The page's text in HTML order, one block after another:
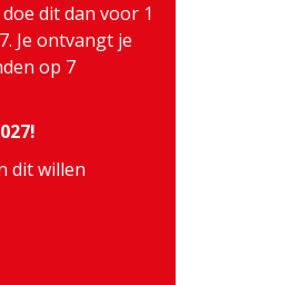
dit dan voor 1
Je ontvangt je
op 7
dit willen